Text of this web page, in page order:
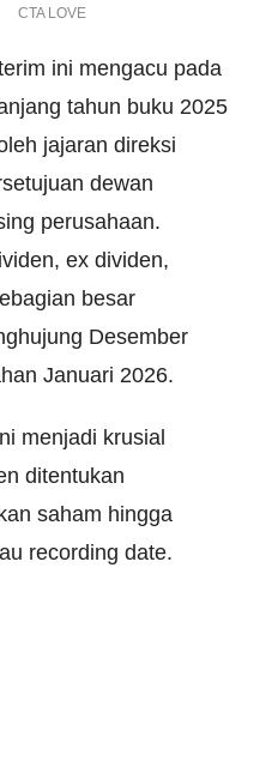
ini mengacu pada
tahun buku 2025
jajaran direksi
dewan
perusahaan.
, ex dividen,
besar
Desember
Januari 2026.
menjadi krusial
ditentukan
saham hingga
recording date.